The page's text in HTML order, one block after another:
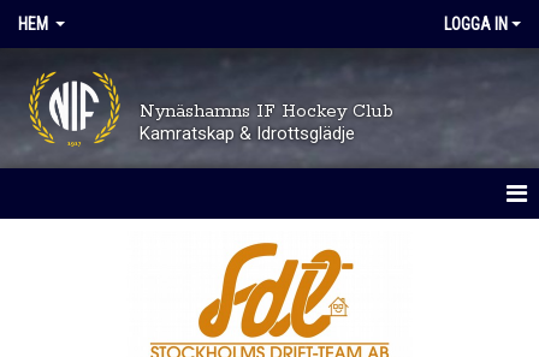
HEM LOGGA IN
Nynäshamns IF Hockey Club
Kamratskap & Idrottsglädje
TRYGGHET OCH VÄRDEGRUND